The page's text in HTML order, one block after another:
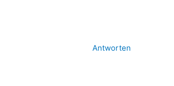
Antworten